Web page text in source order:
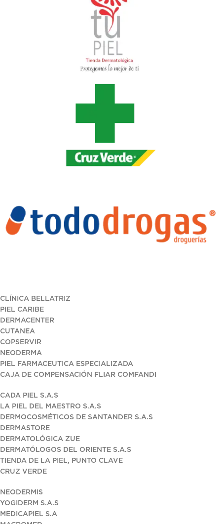
CLÍNICA BELLATRIZ
PIEL CARIBE
DERMACENTER
CUTANEA
COPSERVIR
NEODERMA
PIEL FARMACEUTICA ESPECIALIZADA
CAJA DE COMPENSACIÓN FLIAR COMFANDI
CADA PIEL S.A.S
LA PIEL DEL MAESTRO S.A.S
DERMOCOSMÉTICOS DE SANTANDER S.A.S
DERMASTORE
DERMATOLÓGICA ZUE
DERMATÓLOGOS DEL ORIENTE S.A.S
TIENDA DE LA PIEL, PUNTO CLAVE
CRUZ VERDE
NEODERMIS
YOGIDERM S.A.S
MEDICAPIEL S.A